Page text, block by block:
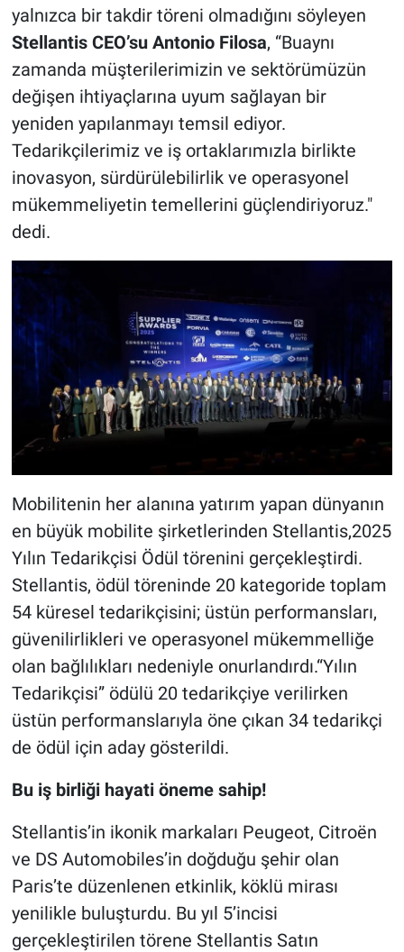
yalnızca bir takdir töreni olmadığını söyleyen
Stellantis CEO’su Antonio Filosa, “Buaynı
zamanda müşterilerimizin ve sektörümüzün
değişen ihtiyaçlarına uyum sağlayan bir
yeniden yapılanmayı temsil ediyor.
Tedarikçilerimiz ve iş ortaklarımızla birlikte
inovasyon, sürdürülebilirlik ve operasyonel
mükemmeliyetin temellerini güçlendiriyoruz."
dedi.
Mobilitenin her alanına yatırım yapan dünyanın
en büyük mobilite şirketlerinden Stellantis,2025
Yılın Tedarikçisi Ödül törenini gerçekleştirdi.
Stellantis, ödül töreninde 20 kategoride toplam
54 küresel tedarikçisini; üstün performansları,
güvenilirlikleri ve operasyonel mükemmelliğe
olan bağlılıkları nedeniyle onurlandırdı.“Yılın
Tedarikçisi” ödülü 20 tedarikçiye verilirken
üstün performanslarıyla öne çıkan 34 tedarikçi
de ödül için aday gösterildi.
Bu iş birliği hayati öneme sahip!
Stellantis’in ikonik markaları Peugeot, Citroën
ve DS Automobiles’in doğduğu şehir olan
Paris’te düzenlenen etkinlik, köklü mirası
yenilikle buluşturdu. Bu yıl 5’incisi
gerçekleştirilen törene Stellantis Satın